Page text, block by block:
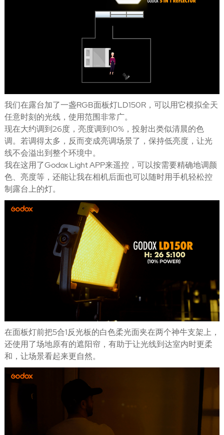
我们在露台加了一盏RGB面板灯LD150R，可以用它模拟全天
任意时刻的光线，使用范围非常广。
现在大约调到26度，亮度调到10%，投射出类似清晨的色
调。若调得太多，反而变成亮调场景了，保持低亮度，让光
线不会溢出到整个环境中。
我在这用了Godox Light APP来遥控，可以按需要精确地调颜
色、亮度等，还能让我在相机后面也可以随时用手机轻松控
制露台上的灯。
在面板灯前把5合1反光板的白色柔光面夹在两个神牛支架上，
还使用了场地原有的遮阳帘，有助于让光线到达室内时更柔
和，让场景看起来更自然。